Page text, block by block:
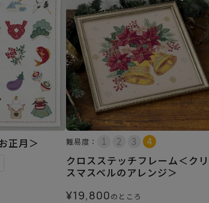
正月＞ 難易度：
クロスステッチフレーム＜クリ
スマスベルのアレンジ＞
¥19,800のところ